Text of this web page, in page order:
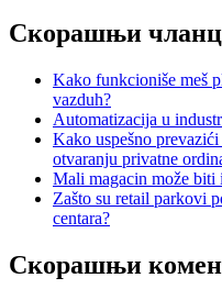
Скорашњи
Kako funkcioniše meš
vazduh?
Automatizacija u
Kako uspešno
otvaranju privatne
Mali magacin može biti
Zašto su retail parkovi
centara?
Скорашњи